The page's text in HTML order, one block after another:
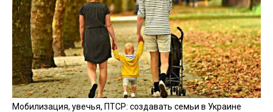
Мобилизация, увечья, ПТСР: создавать семьи в Украине